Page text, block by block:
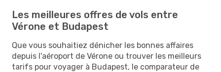
Les meilleures offres de vols entre
Vérone et Budapest
Que vous souhaitiez dénicher les bonnes affaires
depuis l'aéroport de Vérone ou trouver les meilleurs
tarifs pour voyager à Budapest, le comparateur de